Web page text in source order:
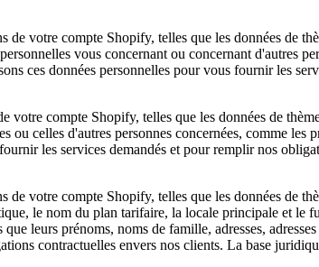
votre compte Shopify, telles que les données de
vous concernant ou concernant d'autres
ces données personnelles pour vous fournir les
compte Shopify, telles que les données de
celles d'autres personnes concernées, comme les
les services demandés et pour remplir nos
votre compte Shopify, telles que les données de
le nom du plan tarifaire, la locale principale et le
leurs prénoms, noms de famille, adresses,
contractuelles envers nos clients. La base